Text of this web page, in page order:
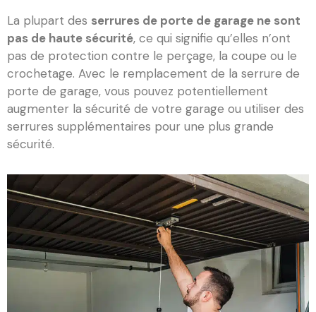
La plupart des serrures de porte de garage ne sont
pas de haute sécurité, ce qui signifie qu’elles n’ont
pas de protection contre le perçage, la coupe ou le
crochetage. Avec le remplacement de la serrure de
porte de garage, vous pouvez potentiellement
augmenter la sécurité de votre garage ou utiliser des
serrures supplémentaires pour une plus grande
sécurité.